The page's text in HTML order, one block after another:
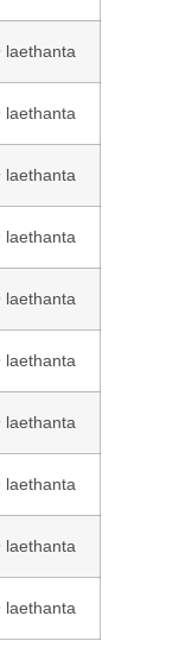
laethanta
laethanta
laethanta
laethanta
laethanta
laethanta
laethanta
laethanta
laethanta
laethanta